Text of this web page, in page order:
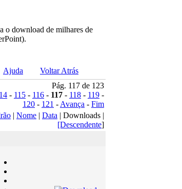
o download de milhares de
Ajuda
Voltar Atrás
Pág. 117 de 123
- 115 - 116 - 117 - 118 - 119 -
120 - 121 -Avança - Fim
| Nome | Data | Downloads |
[Descendente]